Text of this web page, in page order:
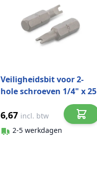
Veiligheidsbit voor 2-
hole schroeven 1/4" x 25
mm Art. 9109 CV-steel
SP6 (1 stuks)
6,67 incl. btw
2-5 werkdagen